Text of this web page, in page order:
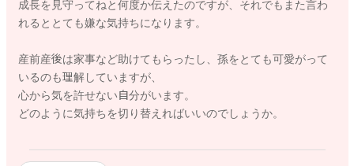
成長を見守ってねと何度か伝えたのですが、それでもまた言わ
れるととても嫌な気持ちになります。
産前産後は家事など助けてもらったし、孫をとても可愛がって
いるのも理解していますが、
心から気を許せない自分がいます。
どのように気持ちを切り替えればいいのでしょうか。